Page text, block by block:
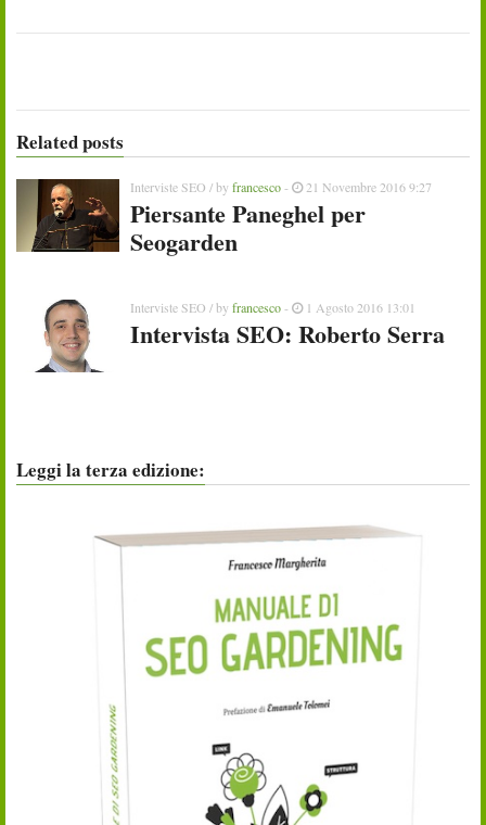
Related posts
Interviste SEO / by francesco- 21 Novembre 2016 9:27
Piersante Paneghel per
Seogarden
Interviste SEO / by francesco- 1 Agosto 2016 13:01
Intervista SEO: Roberto Serra
Leggi la terza edizione: